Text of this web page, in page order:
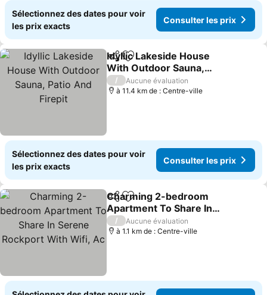
Sélectionnez des dates pour voir
les prix exacts
Consulter les prix
PartagerAjouter à mes favoris
Idyllic Lakeside House
With Outdoor Sauna,
Patio And Firepit
Consulter les prix
/
Aucune évaluation
à 11.4 km de : Centre-ville
Sélectionnez des dates pour voir
les prix exacts
Consulter les prix
PartagerAjouter à mes favoris
Charming 2-bedroom
Apartment To Share In
Serene Rockport With
Wifi, Ac
Consulter les prix
/
Aucune évaluation
à 1.1 km de : Centre-ville